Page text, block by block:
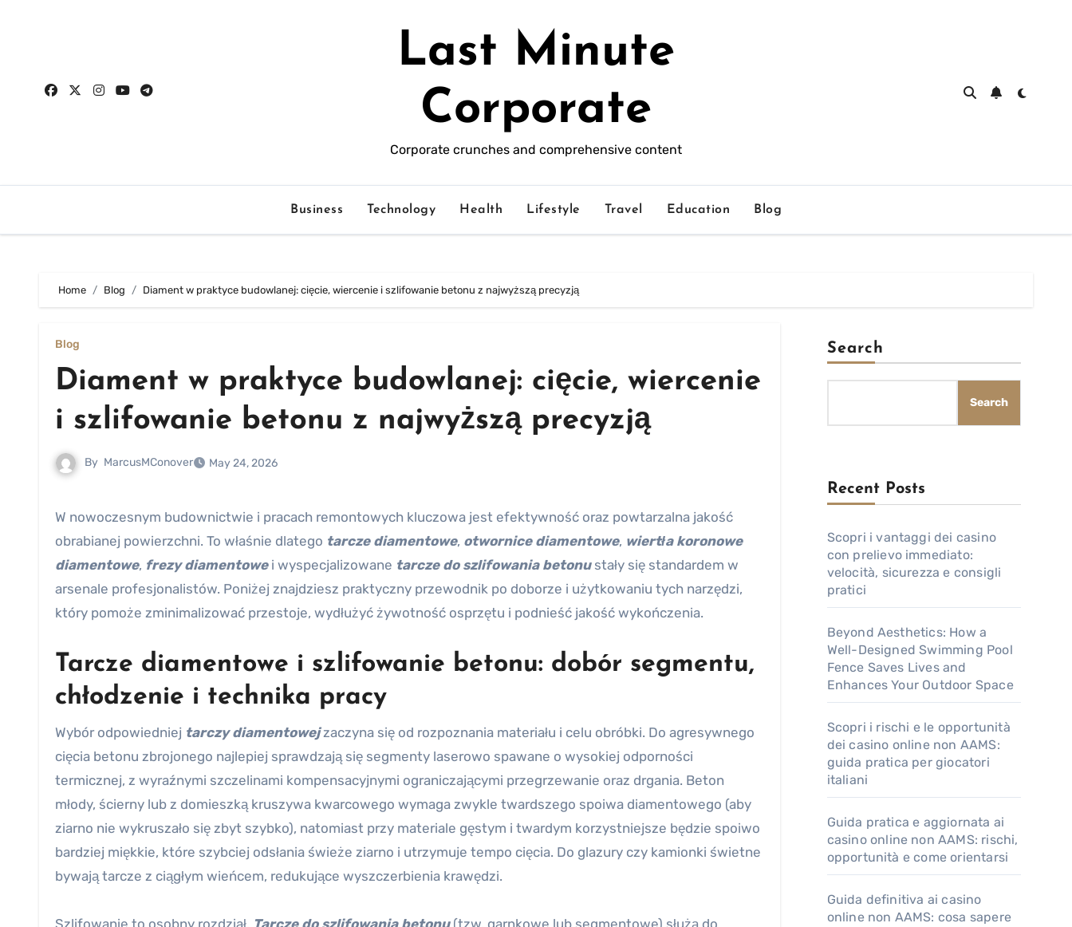
Last Minute
Corporate
Corporate crunches and comprehensive content
Business Technology Health Lifestyle Travel Education Blog
Home Blog Diament w praktyce budowlanej: cięcie, wiercenie i szlifowanie betonu z najwyższą precyzją
Blog
Diament w praktyce budowlanej: cięcie, wiercenie
i szlifowanie betonu z najwyższą precyzją
By MarcusMConover May 24, 2026
W nowoczesnym budownictwie i pracach remontowych kluczowa jest efektywność oraz powtarzalna jakość
obrabianej powierzchni. To właśnie dlatego tarcze diamentowe, otwornice diamentowe, wiertła koronowe
diamentowe, frezy diamentowei wyspecjalizowane tarcze do szlifowania betonustały się standardem w
arsenale profesjonalistów. Poniżej znajdziesz praktyczny przewodnik po doborze i użytkowaniu tych narzędzi,
który pomoże zminimalizować przestoje, wydłużyć żywotność osprzętu i podnieść jakość wykończenia.
Tarcze diamentowe i szlifowanie betonu: dobór segmentu,
chłodzenie i technika pracy
Wybór odpowiedniej tarczy diamentowejzaczyna się od rozpoznania materiału i celu obróbki. Do agresywnego
cięcia betonu zbrojonego najlepiej sprawdzają się segmenty laserowo spawane o wysokiej odporności
termicznej, z wyraźnymi szczelinami kompensacyjnymi ograniczającymi przegrzewanie oraz drgania. Beton
młody, ścierny lub z domieszką kruszywa kwarcowego wymaga zwykle twardszego spoiwa diamentowego (aby
ziarno nie wykruszało się zbyt szybko), natomiast przy materiale gęstym i twardym korzystniejsze będzie spoiwo
bardziej miękkie, które szybciej odsłania świeże ziarno i utrzymuje tempo cięcia. Do glazury czy kamionki świetne
bywają tarcze z ciągłym wieńcem, redukujące wyszczerbienia krawędzi.
Szlifowanie to osobny rozdział. Tarcze do szlifowania betonu(tzw. garnkowe lub segmentowe) służą do
Search
Search
Recent Posts
Scopri i vantaggi dei casino
con prelievo immediato:
velocità, sicurezza e consigli
pratici
Beyond Aesthetics: How a
Well-Designed Swimming Pool
Fence Saves Lives and
Enhances Your Outdoor Space
Scopri i rischi e le opportunità
dei casino online non AAMS:
guida pratica per giocatori
italiani
Guida pratica e aggiornata ai
casino online non AAMS: rischi,
opportunità e come orientarsi
Guida definitiva ai casino
online non AAMS: cosa sapere